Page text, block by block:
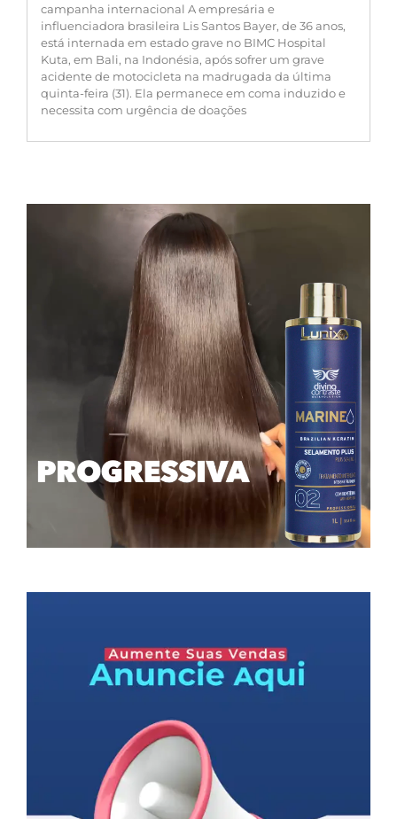
campanha internacional A empresária e
influenciadora brasileira Lis Santos Bayer, de 36 anos,
está internada em estado grave no BIMC Hospital
Kuta, em Bali, na Indonésia, após sofrer um grave
acidente de motocicleta na madrugada da última
quinta-feira (31). Ela permanece em coma induzido e
necessita com urgência de doações